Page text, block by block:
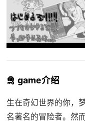
🛅 game介绍
生在奇幻世界的你，
名著名的冒险者。然